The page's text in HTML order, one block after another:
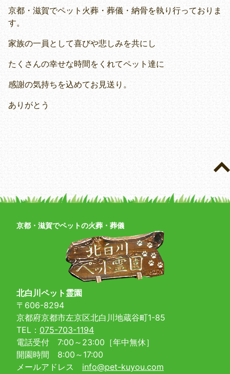
京都・滋賀でペット火葬・葬儀・納骨を執り行っておりま
す。
家族の一員として喜びや悲しみを共にし
たくさんの幸せな時間をくれてペット達に
感謝の気持ちを込めてお見送り。
ありがとう
京都・滋賀でペットの火葬・葬儀
北白川ペット霊園
〒606-8294
京都府京都市左京区北白川地蔵谷町1-85
TEL： 075-703-1194
電話受付 7:00～23:00［年中無休］
開園時間 8:00～17:00
メールアドレス info@pet-kuyou.com